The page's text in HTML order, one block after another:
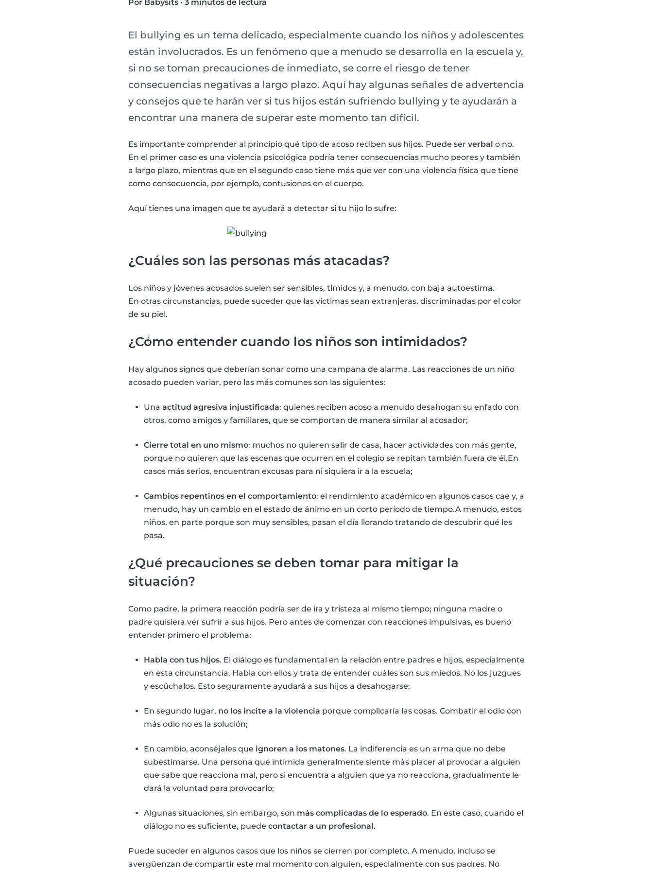
Por Babysits • 3 minutos de lectura
El bullying es un tema delicado, especialmente cuando los niños y adolescentes
están involucrados. Es un fenómeno que a menudo se desarrolla en la escuela y,
si no se toman precauciones de inmediato, se corre el riesgo de tener
consecuencias negativas a largo plazo. Aquí hay algunas señales de advertencia
y consejos que te harán ver si tus hijos están sufriendo bullying y te ayudarán a
encontrar una manera de superar este momento tan difícil.
Es importante comprender al principio qué tipo de acoso reciben sus hijos. Puede ser verbal o no.
En el primer caso es una violencia psicológica podría tener consecuencias mucho peores y también
a largo plazo, mientras que en el segundo caso tiene más que ver con una violencia física que tiene
como consecuencia, por ejemplo, contusiones en el cuerpo.
Aquí tienes una imagen que te ayudará a detectar si tu hijo lo sufre:
¿Cuáles son las personas más atacadas?
Los niños y jóvenes acosados suelen ser sensibles, tímidos y, a menudo, con baja autoestima.
En otras circunstancias, puede suceder que las víctimas sean extranjeras, discriminadas por el color
de su piel.
¿Cómo entender cuando los niños son intimidados?
Hay algunos signos que deberían sonar como una campana de alarma. Las reacciones de un niño
acosado pueden variar, pero las más comunes son las siguientes:
Una actitud agresiva injustificada: quienes reciben acoso a menudo desahogan su enfado con
otros, como amigos y familiares, que se comportan de manera similar al acosador;
Cierre total en uno mismo: muchos no quieren salir de casa, hacer actividades con más gente,
porque no quieren que las escenas que ocurren en el colegio se repitan también fuera de él.En
casos más serios, encuentran excusas para ni siquiera ir a la escuela;
Cambios repentinos en el comportamiento: el rendimiento académico en algunos casos cae y, a
menudo, hay un cambio en el estado de ánimo en un corto período de tiempo.A menudo, estos
niños, en parte porque son muy sensibles, pasan el día llorando tratando de descubrir qué les
pasa.
¿Qué precauciones se deben tomar para mitigar la
situación?
Como padre, la primera reacción podría ser de ira y tristeza al mismo tiempo; ninguna madre o
padre quisiera ver sufrir a sus hijos. Pero antes de comenzar con reacciones impulsivas, es bueno
entender primero el problema:
Habla con tus hijos. El diálogo es fundamental en la relación entre padres e hijos, especialmente
en esta circunstancia. Habla con ellos y trata de entender cuáles son sus miedos. No los juzgues
y escúchalos. Esto seguramente ayudará a sus hijos a desahogarse;
En segundo lugar, no los incite a la violencia porque complicaría las cosas. Combatir el odio con
más odio no es la solución;
En cambio, aconséjales que ignoren a los matones. La indiferencia es un arma que no debe
subestimarse. Una persona que intimida generalmente siente más placer al provocar a alguien
que sabe que reacciona mal, pero si encuentra a alguien que ya no reacciona, gradualmente le
dará la voluntad para provocarlo;
Algunas situaciones, sin embargo, son más complicadas de lo esperado. En este caso, cuando el
diálogo no es suficiente, puede contactar a un profesional.
Puede suceder en algunos casos que los niños se cierren por completo. A menudo, incluso se
avergüenzan de compartir este mal momento con alguien, especialmente con sus padres. No